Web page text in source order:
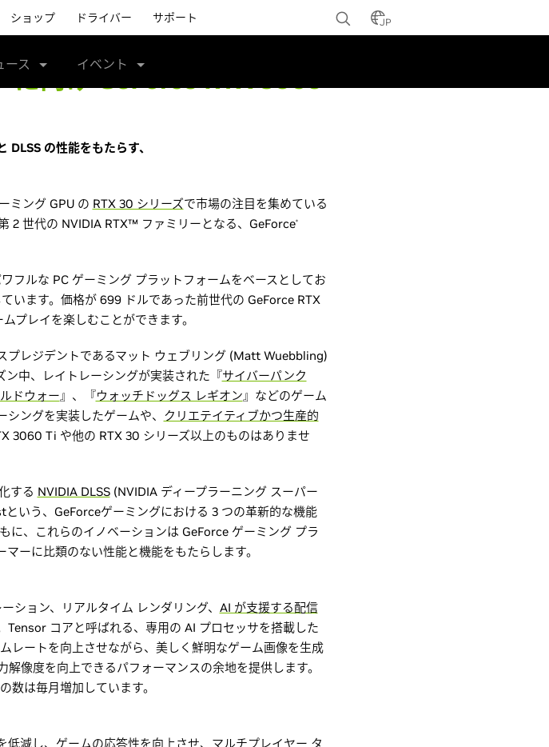
ショップ ドライバー サポート JP
ース イベント
に向け GeForce RTX 3060
の性能をもたらす、
ミング GPU の RTX 30 シリーズで市場の注目を集めている
2 世代の NVIDIA RTX™ ファミリーとなる、GeForce®
フルな PC ゲーミング プラットフォームをベースとしてお
います。価格が 699 ドルであった前世代の GeForce RTX
プレイを楽しむことができます。
プレジデントであるマット ウェブリング (Matt Wuebbling)
中、レイトレーシングが実装された『サイバーパンク
ドウォー』、『ウォッチドッグス レギオン』などのゲーム
ングを実装したゲームや、 クリエテイティブかつ生産的
3060 Ti や他の RTX 30 シリーズ以上のものはありませ
する NVIDIA DLSS(NVIDIA ディープラーニング スーパー
いう、GeForceゲーミングにおける 3 つの革新的な機能
に、これらのイノベーションは GeForce ゲーミング プラ
ーに比類のない性能と機能をもたらします。
ション、リアルタイム レンダリング、 AI が支援する配信
コアと呼ばれる、専用の AI プロセッサを搭載した
レートを向上させながら、美しく鮮明なゲーム画像を生成
像度を向上できるパフォーマンスの余地を提供します。
数は毎月増加しています。
低減し、ゲームの応答性を向上させ、マルチプレイヤー タ